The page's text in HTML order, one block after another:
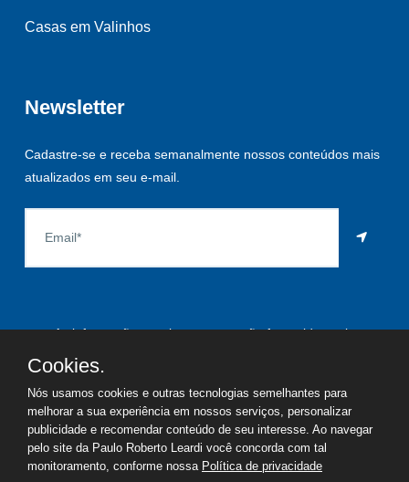
Casas em Valinhos
Newsletter
Cadastre-se e receba semanalmente nossos conteúdos mais
atualizados em seu e-mail.
As informações aqui constantes são fornecidas pelo
proprietário do imóvel e estão sujeitas a alteração a qualquer
©2026Copyright - Paulo Roberto Leardi | Todos os direitos
Cookies.
Nós usamos cookies e outras tecnologias semelhantes para
melhorar a sua experiência em nossos serviços, personalizar
publicidade e recomendar conteúdo de seu interesse. Ao navegar
pelo site da Paulo Roberto Leardi você concorda com tal
monitoramento, conforme nossa Política de privacidade